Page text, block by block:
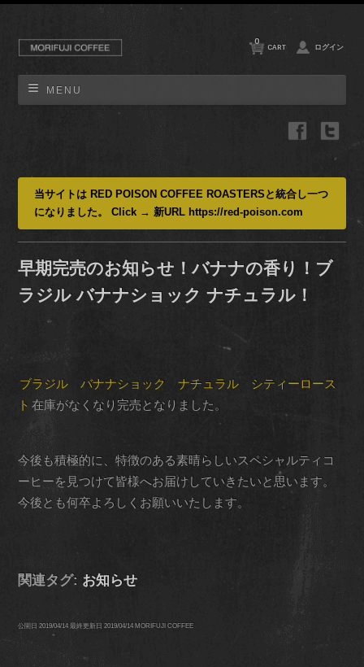
MENU
CART
0
ログイン
当サイトは RED POISON COFFEE ROASTERSと統合し一つ
になりました。 Click → 新URL https://red-poison.com
早期完売のお知らせ！バナナの香り！ブ
ラジル バナナショック ナチュラル！
ブラジル バナナショック ナチュラル シティーロース
ト 在庫がなくなり完売となりました。
今後も積極的に、特徴のある素晴らしいスペシャルティコ
ーヒーを見つけて皆様へお届けしていきたいと思います。
今後とも何卒よろしくお願いいたします。
関連タグ: お知らせ
公開日2019/04/14 最終更新日2019/04/14 MORIFUJI COFFEE